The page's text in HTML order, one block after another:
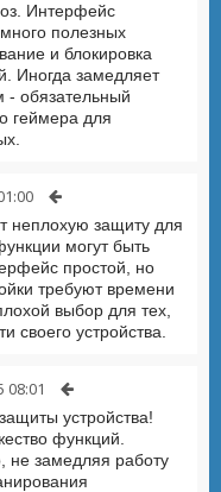
Интерфейс
полезных
и блокировка
Иногда замедляет
- обязательный
геймера для
неплохую защиту для
могут быть
простой, но
требуют времени
выбор для тех,
своего устройства.
08:01
устройства!
функций.
не замедляя работу